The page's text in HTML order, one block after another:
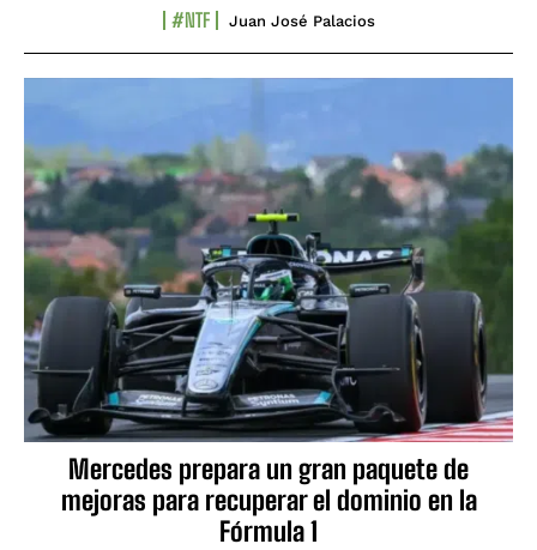
#NTF Juan José Palacios
Mercedes prepara un gran paquete de
mejoras para recuperar el dominio en la
Fórmula 1